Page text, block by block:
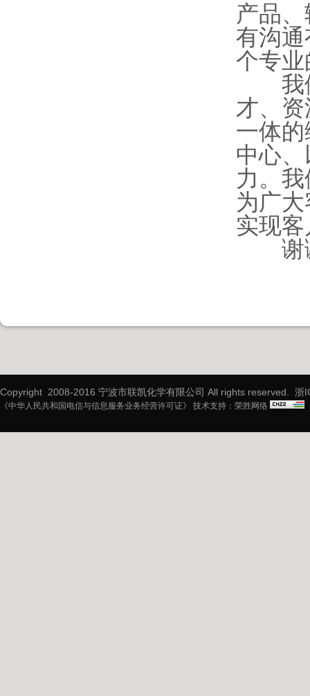
产品
有沟
个专
我们
才、
一体
中心
力。
为广
实现
谢
Copyright 2008-2016 宁波市联凯化学有限公司 All rights reserved. 浙
《中华人民共和国电信与信息服务业务经营许可证》 技术支持： 荣胜网络